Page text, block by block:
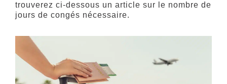
trouverez ci-dessous un article sur le nombre de
jours de congés nécessaire.